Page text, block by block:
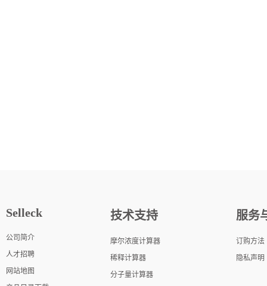
Selleck
公司简介
人才招聘
网站地图
技术支持
摩尔浓度计算器
稀释计算器
分子量计算器
服务
订购方法
隐私声明